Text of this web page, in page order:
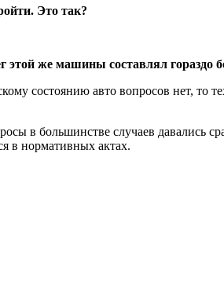
Это так?
же машины составлял гораздо
состоянию авто вопросов нет, то
в большинстве случаев давались
в нормативных актах.